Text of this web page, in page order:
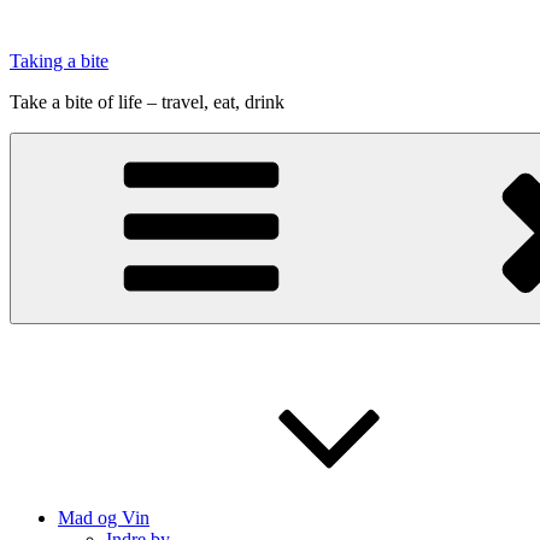
indhold
Taking a bite
Take a bite of life – travel, eat, drink
Mad og Vin